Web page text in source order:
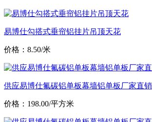
易博仕勾搭式垂帘铝挂片吊顶天花
价格：8.50/米
供应易博仕氟碳铝单板幕墙铝单板厂家直销
价格：198.00/平方米